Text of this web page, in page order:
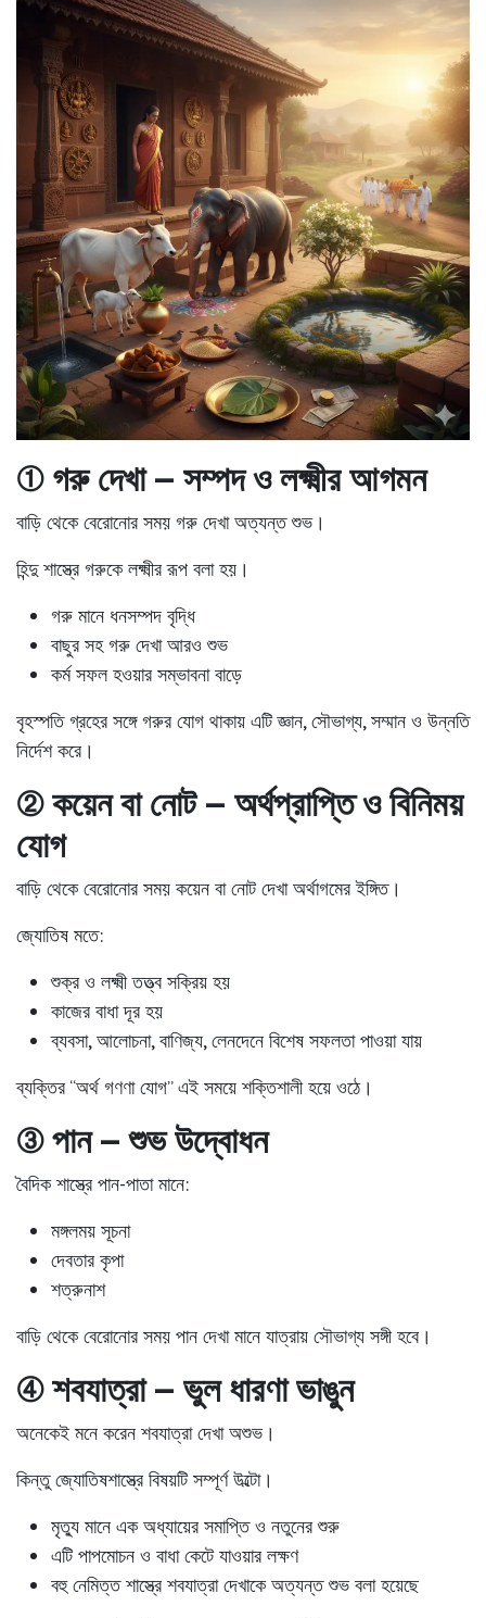
① গরু দেখা – সম্পদ ও লক্ষ্মীর আগমন
বাড়ি থেকে বেরোনোর সময় গরু দেখা অত্যন্ত শুভ।
হিন্দু শাস্ত্রে গরুকে লক্ষ্মীর রূপ বলা হয়।
গরু মানে ধনসম্পদ বৃদ্ধি
বাছুর সহ গরু দেখা আরও শুভ
কর্ম সফল হওয়ার সম্ভাবনা বাড়ে
বৃহস্পতি গ্রহের সঙ্গে গরুর যোগ থাকায় এটিজ্ঞান, সৌভাগ্য, সম্মান ও উন্নতি
নির্দেশ করে।
② কয়েন বা নোট – অর্থপ্রাপ্তি ও বিনিময়
যোগ
বাড়ি থেকে বেরোনোর সময় কয়েন বা নোট দেখা অর্থাগমের ইঙ্গিত।
জ্যোতিষ মতে:
শুক্র ও লক্ষ্মী তত্ত্ব সক্রিয় হয়
কাজের বাধা দূর হয়
ব্যবসা, আলোচনা, বাণিজ্য, লেনদেনে বিশেষ সফলতা পাওয়া যায়
ব্যক্তির “অর্থ গণণা যোগ” এই সময়ে শক্তিশালী হয়ে ওঠে।
③ পান – শুভ উদ্বোধন
বৈদিক শাস্ত্রে পান-পাতা মানে:
মঙ্গলময় সূচনা
দেবতার কৃপা
শত্রুনাশ
বাড়ি থেকে বেরোনোর সময় পান দেখা মানে যাত্রায় সৌভাগ্য সঙ্গী হবে।
④ শবযাত্রা – ভুল ধারণা ভাঙুন
অনেকেই মনে করেন শবযাত্রা দেখা অশুভ।
কিন্তু জ্যোতিষশাস্ত্রে বিষয়টি সম্পূর্ণ উল্টো।
মৃত্যু মানে এক অধ্যায়ের সমাপ্তি ও নতুনের শুরু
এটিপাপমোচন ও বাধা কেটে যাওয়ার লক্ষণ
বহু নেমিত্ত শাস্ত্রে শবযাত্রা দেখাকেঅত্যন্ত শুভবলা হয়েছে